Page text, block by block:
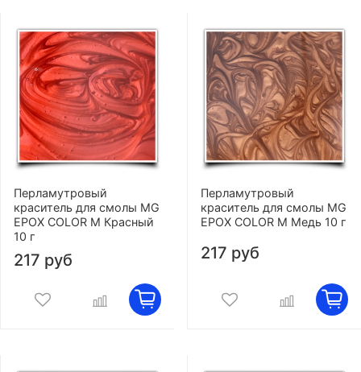
Перламутровый
краситель для смолы MG
EPOX COLOR M Красный
10 г
217 руб
Перламутровый
краситель для смолы MG
EPOX COLOR M Медь 10 г
217 руб